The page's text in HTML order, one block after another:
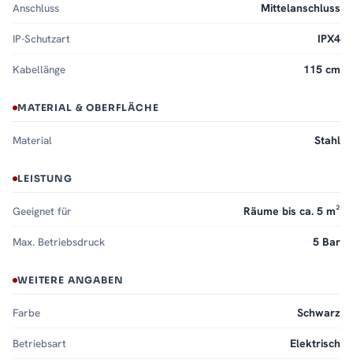
Anschluss Mittelanschluss
IP-Schutzart IPX4
Kabellänge 115 cm
MATERIAL & OBERFLÄCHE
Material Stahl
LEISTUNG
Geeignet für Räume bis ca. 5 m²
Max. Betriebsdruck 5 Bar
WEITERE ANGABEN
Farbe Schwarz
Betriebsart Elektrisch